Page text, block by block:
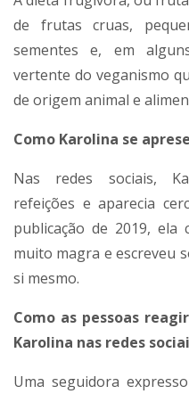
de frutas cruas,
sementes e, em
vertente do veganismo
de origem animal e
Como Karolina se
Nas redes sociais,
refeições e aparecia
publicação de 2019,
muito magra e escreveu
si mesmo.
Como as pessoas
Karolina nas redes
Uma seguidora